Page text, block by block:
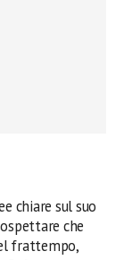
chiare sul suo
che
frattempo,